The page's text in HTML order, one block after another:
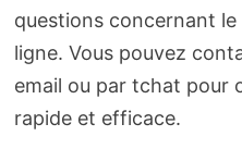
questions concernant
ligne. Vous pouvez
email ou par tchat pour
rapide et efficace.